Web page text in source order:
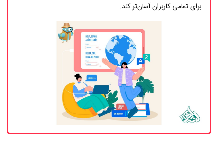
برای تمامی کاربران آسان‌تر کند.